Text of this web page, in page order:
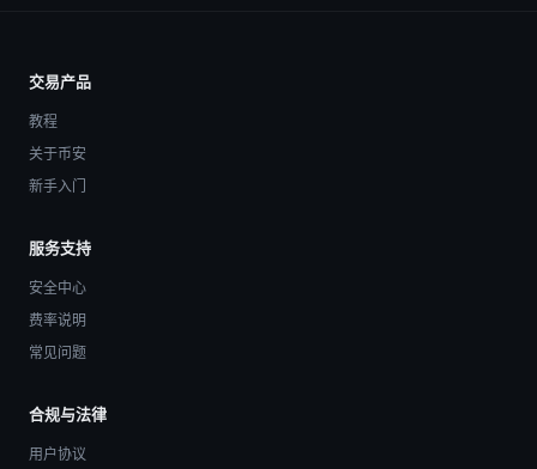
交易产品
教程
关于币安
新手入门
服务支持
安全中心
费率说明
常见问题
合规与法律
用户协议